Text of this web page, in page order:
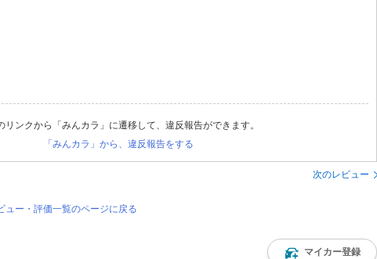
リンクから「みんカラ」に遷移して、違反報告ができます。
「みんカラ」から、違反報告をする
次のレビュー
ュー・評価一覧のページに戻る
マイカー登録